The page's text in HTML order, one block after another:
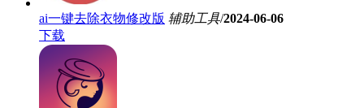
ai一键去除衣物修改版 辅助工具/2024-06-06
下载